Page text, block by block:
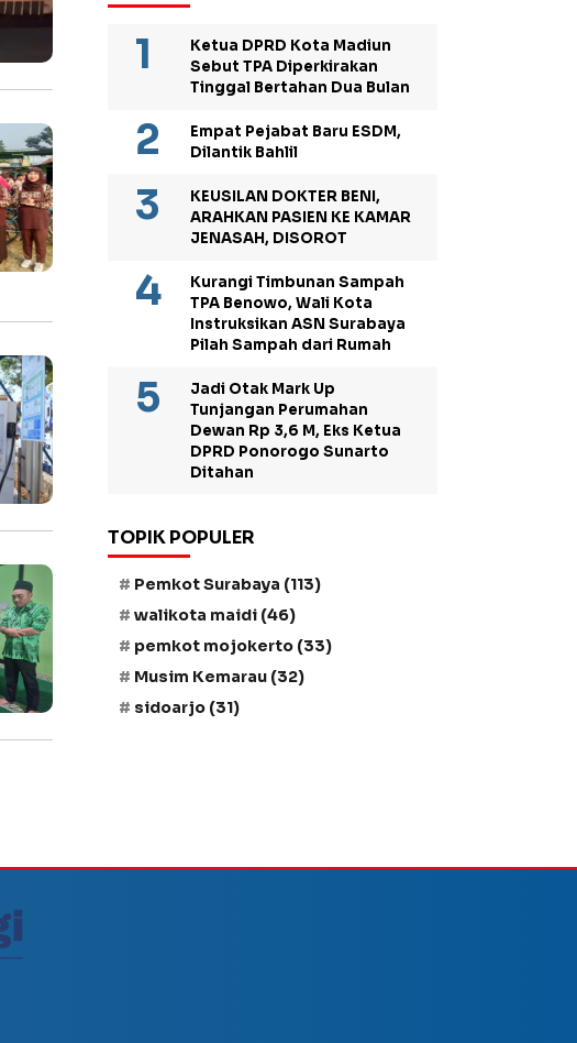
Ketua DPRD Kota Madiun
Sebut TPA Diperkirakan
Tinggal Bertahan Dua Bulan
Empat Pejabat Baru ESDM,
Dilantik Bahlil
KEUSILAN DOKTER BENI,
ARAHKAN PASIEN KE KAMAR
JENASAH, DISOROT
Kurangi Timbunan Sampah
TPA Benowo, Wali Kota
Instruksikan ASN Surabaya
Pilah Sampah dari Rumah
Jadi Otak Mark Up
Tunjangan Perumahan
Dewan Rp 3,6 M, Eks Ketua
DPRD Ponorogo Sunarto
Ditahan
TOPIK POPULER
Pemkot Surabaya (113)
walikota maidi (46)
pemkot mojokerto (33)
Musim Kemarau (32)
sidoarjo (31)